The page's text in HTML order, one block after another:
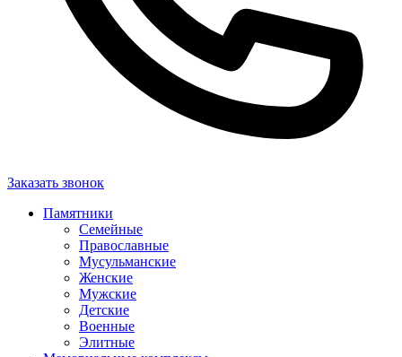
Заказать звонок
Памятники
Семейные
Православные
Мусульманские
Женские
Мужские
Детские
Военные
Элитные